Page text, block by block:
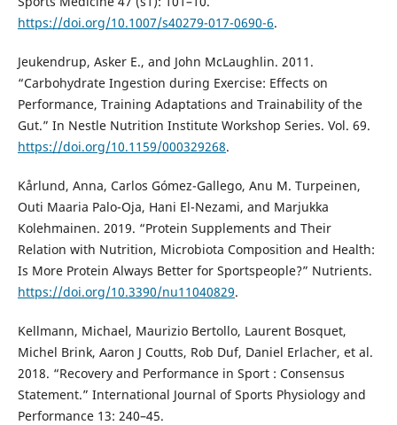
https://doi.org/10.1007/s40279-017-0690-6.
Jeukendrup, Asker E., and John McLaughlin. 2011.
“Carbohydrate Ingestion during Exercise: Effects on
Performance, Training Adaptations and Trainability of the
Gut.” In Nestle Nutrition Institute Workshop Series. Vol. 69.
https://doi.org/10.1159/000329268.
Kårlund, Anna, Carlos Gómez-Gallego, Anu M. Turpeinen,
Outi Maaria Palo-Oja, Hani El-Nezami, and Marjukka
Kolehmainen. 2019. “Protein Supplements and Their
Relation with Nutrition, Microbiota Composition and Health:
Is More Protein Always Better for Sportspeople?” Nutrients.
https://doi.org/10.3390/nu11040829.
Kellmann, Michael, Maurizio Bertollo, Laurent Bosquet,
Michel Brink, Aaron J Coutts, Rob Duf, Daniel Erlacher, et al.
2018. “Recovery and Performance in Sport : Consensus
Statement.” International Journal of Sports Physiology and
Performance 13: 240–45.